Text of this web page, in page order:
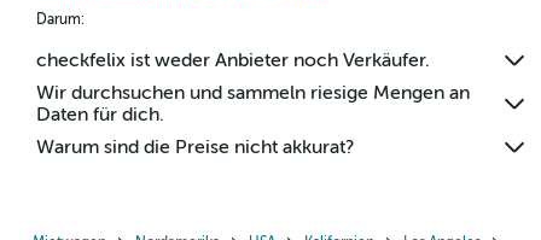
Darum:
checkfelix ist weder Anbieter noch Verkäufer.
Wir durchsuchen und sammeln riesige Mengen an
Daten für dich.
Warum sind die Preise nicht akkurat?